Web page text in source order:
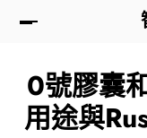
0號膠囊
用途與